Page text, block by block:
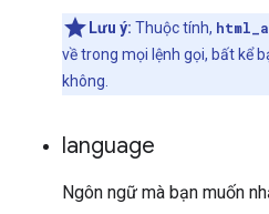
Lưu ý: Thuộc tính,
về trong mọi lệnh gọi, bất kể
không.
language
Ngôn ngữ mà bạn muốn